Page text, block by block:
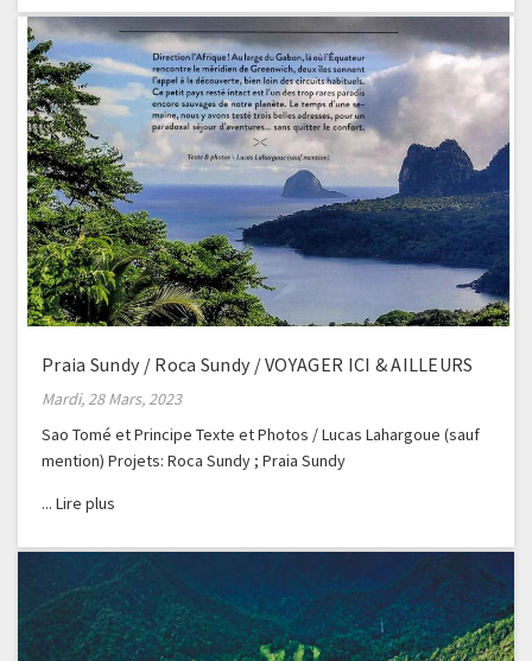
Praia Sundy / Roca Sundy / VOYAGER ICI & AILLEURS
Mardi, 28 Mars, 2023
Sao Tomé et Principe Texte et Photos / Lucas Lahargoue (sauf
mention) Projets: Roca Sundy ; Praia Sundy